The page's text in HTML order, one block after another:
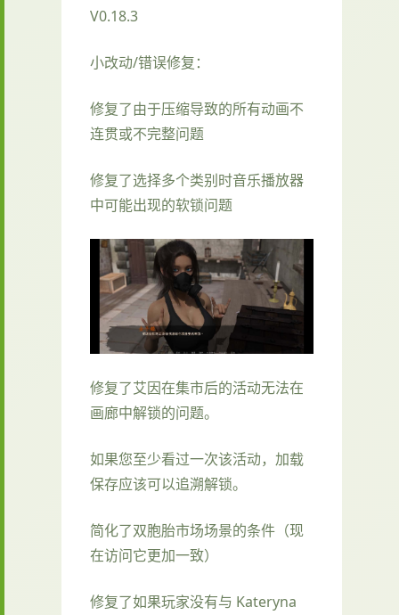
V0.18.3
小改动/错误修复：
修复了由于压缩导致的所有动画不
连贯或不完整问题
修复了选择多个类别时音乐播放器
中可能出现的软锁问题
修复了艾因在集市后的活动无法在
画廊中解锁的问题。
如果您至少看过一次该活动，加载
保存应该可以追溯解锁。
简化了双胞胎市场场景的条件（现
在访问它更加一致）
修复了如果玩家没有与 Kateryna